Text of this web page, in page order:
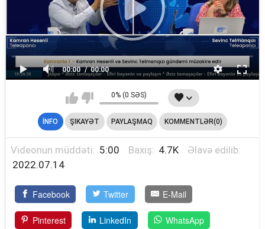
00:00 00:00
0% (0 SƏS)
İNFO ŞIKAYƏT PAYLAŞMAQ KOMMENTLƏR(0)
Videonun müddəti: 5:00 Baxış: 4.7K
Əlavə edilib:
2022.07.14
Facebook Twitter E-Mail
Pinterest LinkedIn WhatsApp